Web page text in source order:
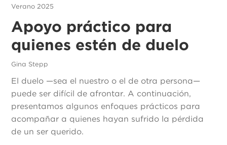
Verano 2025
Apoyo práctico para
quienes estén de duelo
Gina Stepp
El duelo —sea el nuestro o el de otra persona—
puede ser difícil de afrontar. A continuación,
presentamos algunos enfoques prácticos para
acompañar a quienes hayan sufrido la pérdida
de un ser querido.